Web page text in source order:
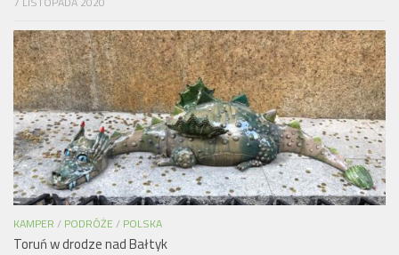
KAMPER / PODRÓŻE / POLSKA
Toruń w drodze nad Bałtyk